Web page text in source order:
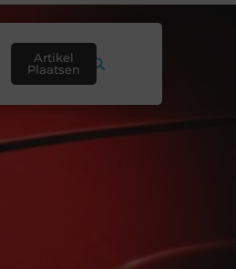
Artikel
Plaatsen